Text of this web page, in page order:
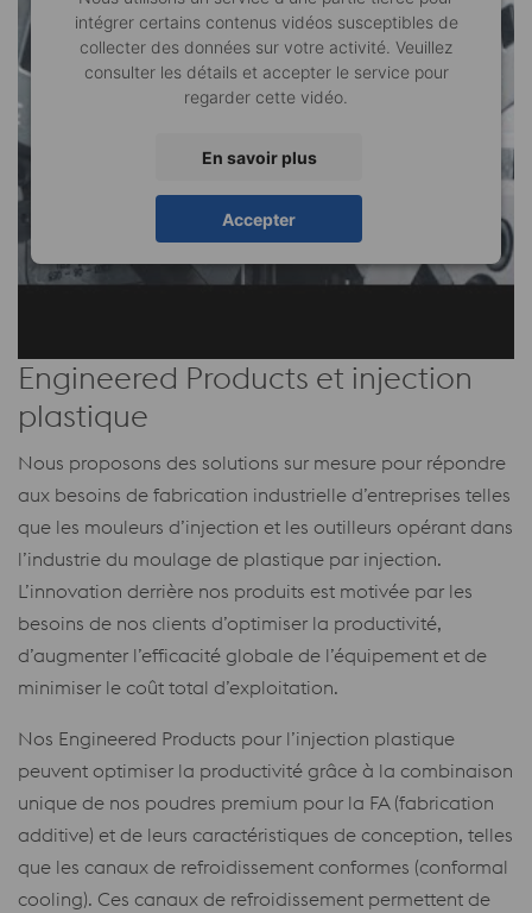
intégrer certains contenus vidéos susceptibles de
collecter des données sur votre activité. Veuillez
consulter les détails et accepter le service pour
regarder cette vidéo.
En savoir plus
Accepter
Engineered Products et injection
plastique
Nous proposons des solutions sur mesure pour répondre
aux besoins de fabrication industrielle d’entreprises telles
que les mouleurs d’injection et les outilleurs opérant dans
l’industrie du moulage de plastique par injection.
L’innovation derrière nos produits est motivée par les
besoins de nos clients d’optimiser la productivité,
d’augmenter l’efficacité globale de l’équipement et de
minimiser le coût total d’exploitation.
Nos Engineered Products pour l’injection plastique
peuvent optimiser la productivité grâce à la combinaison
unique de nos poudres premium pour la FA (fabrication
additive) et de leurs caractéristiques de conception, telles
que les canaux de refroidissement conformes (conformal
cooling). Ces canaux de refroidissement permettent de